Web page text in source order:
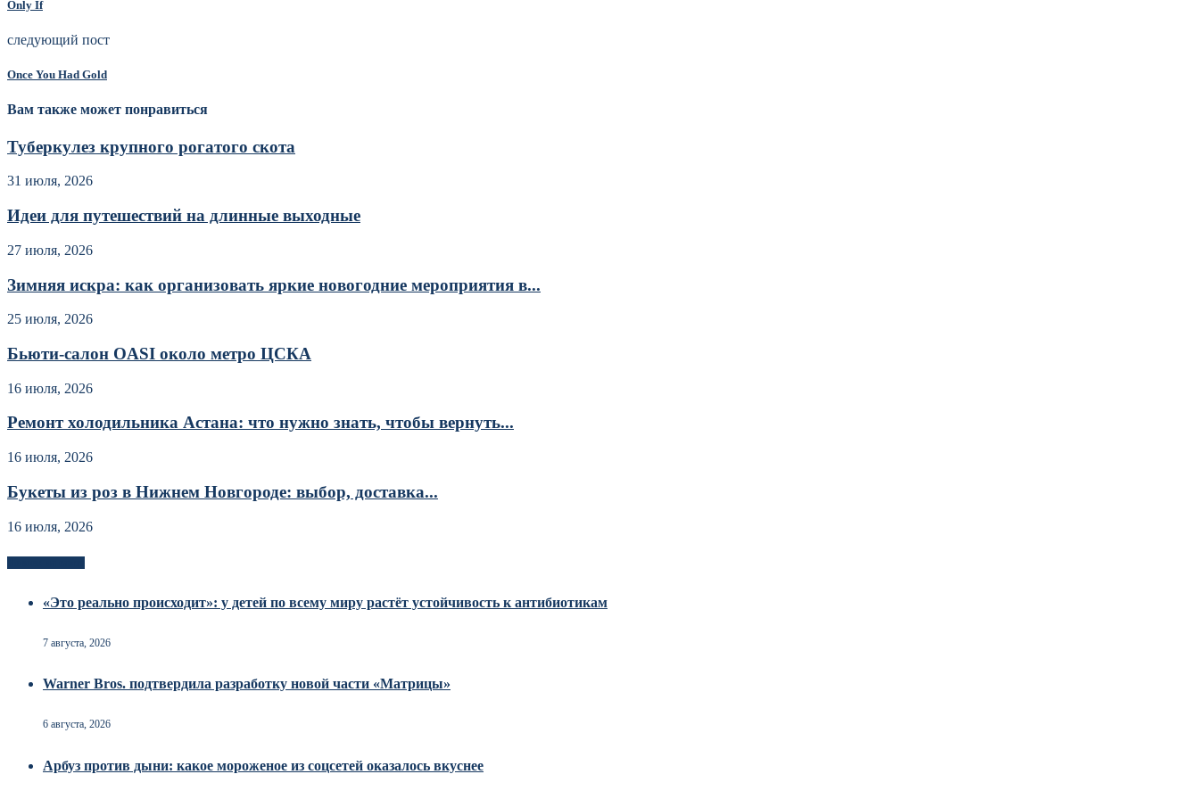
Only If
следующий пост
Once You Had Gold
Вам также может понравиться
Туберкулез крупного рогатого скота
31 июля, 2026
Идеи для путешествий на длинные выходные
27 июля, 2026
Зимняя искра: как организовать яркие новогодние мероприятия в...
25 июля, 2026
Бьюти-салон OASI около метро ЦСКА
16 июля, 2026
Ремонт холодильника Астана: что нужно знать, чтобы вернуть...
16 июля, 2026
Букеты из роз в Нижнем Новгороде: выбор, доставка...
16 июля, 2026
«Это реально происходит»: у детей по всему миру растёт устойчивость к антибиотикам
7 августа, 2026
Warner Bros. подтвердила разработку новой части «Матрицы»
6 августа, 2026
Арбуз против дыни: какое мороженое из соцсетей оказалось вкуснее